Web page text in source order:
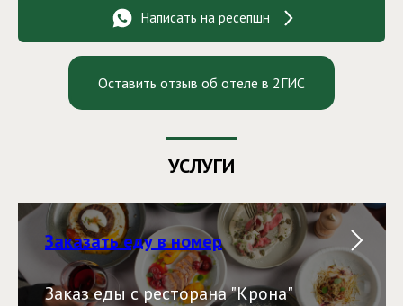
Написать на ресепшн
Оставить отзыв об отеле в 2ГИС
УСЛУГИ
Заказать еду в номер
Заказ еды с ресторана "Крона"